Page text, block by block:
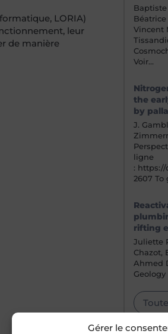
Gérer le
LORIA)
leur
de manière
Baptiste
Vincent
Voir…
the
by
J.
ligne
: https://
2607
rifting
Juliette
Chazot,
Ahmed
Geology